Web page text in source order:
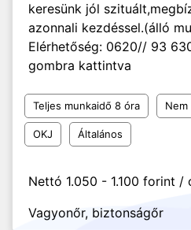
keresünk jól
azonnali kezdéssel.(álló
Elérhetőség: 0620// 93
gombra kattintva
Teljes munkaidő 8 óra
OKJ Általános
Nettó 1.050 - 1.100 forint /
Vagyonőr, biztonságőr